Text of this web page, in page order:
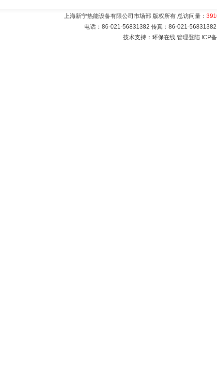
上海新宁热能设备有限公司市场部 版权所有 总访问量：
电话：86-021-56831382 传真：86-021-
技术支持：环保在线 管理登陆 ICP